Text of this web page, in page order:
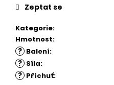
Kategorie:
Hmotnost:
? Balení:
? Síla:
? Příchuť:
Zeptat se